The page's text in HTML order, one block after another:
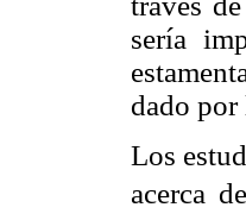
sería
dado por
Los
acerca